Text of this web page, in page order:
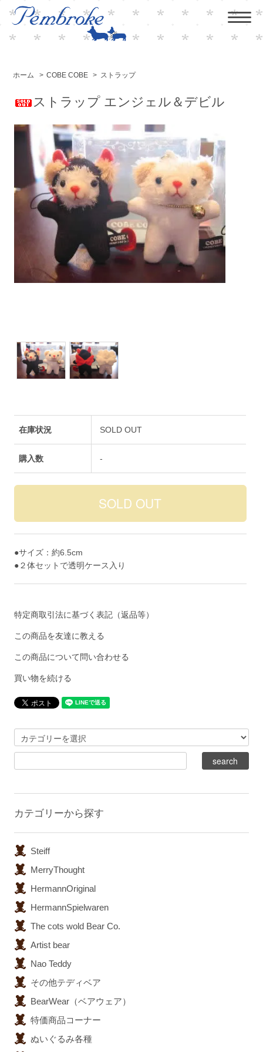
ホーム > COBE COBE > ストラップ
ストラップ エンジェル＆デビル
在庫状況 SOLD OUT
購入数 -
●サイズ：約6.5cm
●２体セットで透明ケース入り
特定商取引法に基づく表記（返品等）
この商品を友達に教える
この商品について問い合わせる
買い物を続ける
カテゴリーから探す
Steiff
MerryThought
HermannOriginal
HermannSpielwaren
The cots wold Bear Co.
Artist bear
Nao Teddy
その他テディベア
BearWear（ベアウェア）
特価商品コーナー
ぬいぐるみ各種